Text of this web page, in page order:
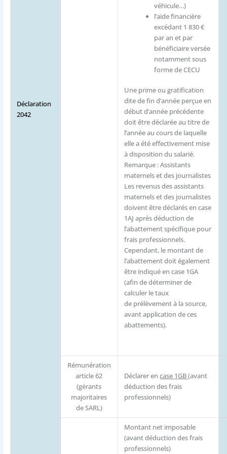
Déclaration
2042
véhicule…)
l’aide financière
excédant 1 830 €
par an et par
bénéficiaire versée
notamment sous
forme de CECU
Une prime ou gratification
dite de fin d’année perçue en
début d’année précédente
doit être déclarée au titre de
l’année au cours de laquelle
elle a été effectivement mise
à disposition du salarié.
Remarque : Assistants
maternels et des journalistes
Les revenus des assistants
maternels et des journalistes
doivent être déclarés en case
1AJ après déduction de
l’abattement spécifique pour
frais professionnels.
Cependant, le montant de
l’abattement doit également
être indiqué en case 1GA
(afin de déterminer de
calculer le taux
de prélèvement à la source,
avant application de ces
abattements).
Rémunération
article 62
(gérants
majoritaires
de SARL)
Déclarer encase 1GB(avant
déduction des frais
professionnels)
Montant net imposable
(avant déduction des frais
professionnels)